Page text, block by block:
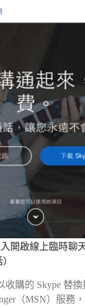
開啟線上臨時聊
收購的 Skype 替
（MSN）服務